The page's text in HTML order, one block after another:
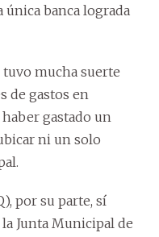
banca lograda
mucha suerte
de gastos en
haber gastado un
ni un solo
por su parte, sí
Junta Municipal de